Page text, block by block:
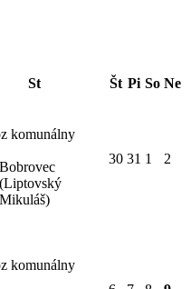
St Št Pi So Ne
komunálny
Bobrovec
(Liptovský
Mikuláš)
30 31 1 2
komunálny